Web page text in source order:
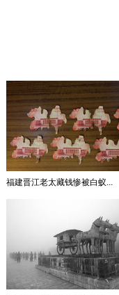
福建晋江老太藏钱惨被白蚁...